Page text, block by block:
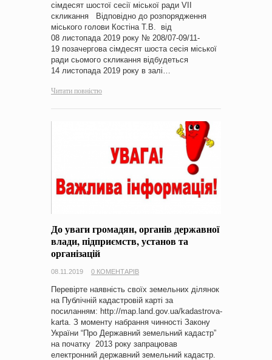
сімдесят шостої сесії міської ради VІІ
скликання Відповідно до розпорядження
міського голови Костіна Т.В. від
08 листопада 2019 року № 208/07-09/11-
19 позачергова сімдесят шоста сесія міської
ради сьомого скликання відбудеться
14 листопада 2019 року в залі…
Читати повністю
До уваги громадян, органів державної
влади, підприємств, установ та
організацій
08.11.2019 0 КОМЕНТАРІВ
Перевірте наявність своїх земельних ділянок
на Публічній кадастровій карті за
посиланням: http://map.land.gov.ua/kadastrova-
karta. З моменту набрання чинності Закону
України “Про Державний земельний кадастр”
на початку 2013 року запрацював
електронний державний земельний кадастр.